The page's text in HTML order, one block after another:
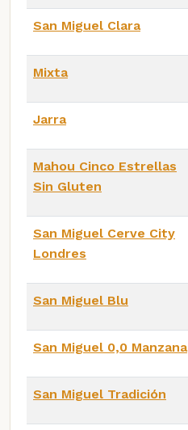
San Miguel Clara
Mixta
Jarra
Mahou Cinco Estrellas
Sin Gluten
San Miguel Cerve City
Londres
San Miguel Blu
San Miguel 0,0 Manzana
San Miguel Tradición